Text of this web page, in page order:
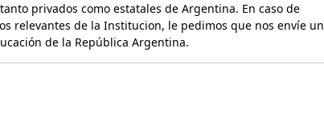
privados como estatales de Argentina. En caso de
relevantes de la Institucion, le pedimos que nos envíe un
de la República Argentina.